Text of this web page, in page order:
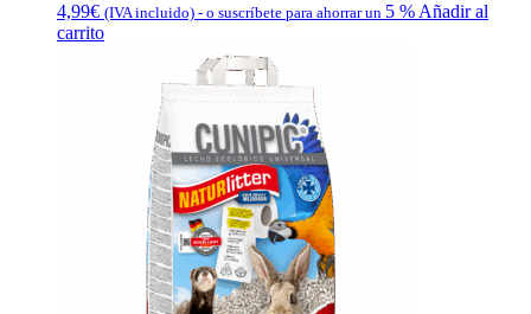
4,99€ (IVA incluido) - o suscríbete para ahorrar un 5 % Añadir al
carrito